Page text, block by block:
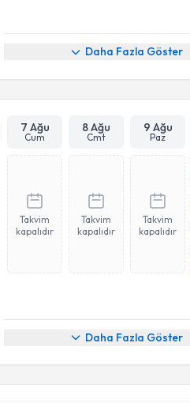
Daha Fazla Göster
7 Ağu
Cum
8 Ağu
Cmt
9 Ağu
Paz
Takvim
kapalıdır
Takvim
kapalıdır
Takvim
kapalıdır
Daha Fazla Göster
Takvimi Talebi